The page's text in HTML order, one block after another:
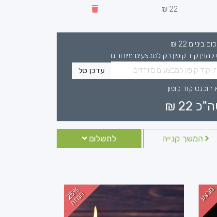
22 ₪
ביניים 22
₪
להזין קוד קופון רק למבצעים מיוחדים
עדכן סל
הוכנס קוד קופון
22
₪
המשך קנייה לתשלום
2
5
%
ה
נ
ח
ה מבצע